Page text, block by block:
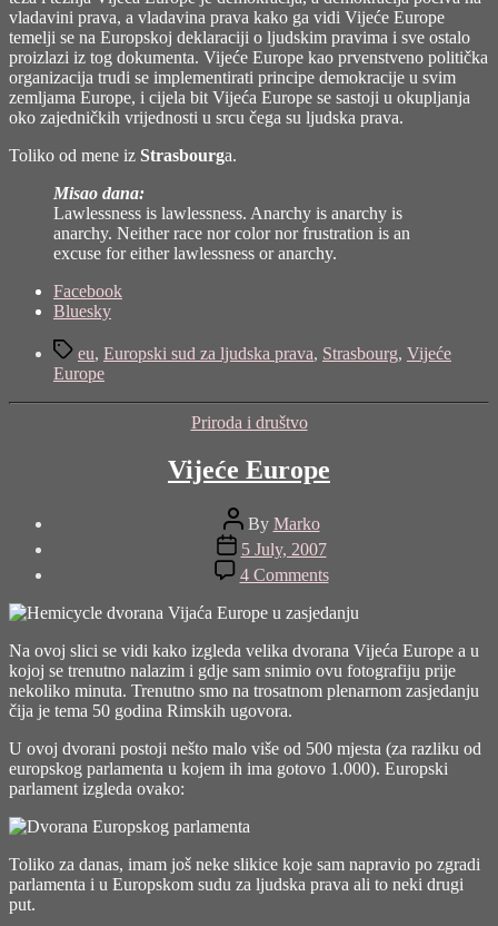
vladavini prava, a vladavina prava kako ga vidi Vijeće Europe
temelji se na Europskoj deklaraciji o ljudskim pravima i sve ostalo
proizlazi iz tog dokumenta. Vijeće Europe kao prvenstveno politička
organizacija trudi se implementirati principe demokracije u svim
zemljama Europe, i cijela bit Vijeća Europe se sastoji u okupljanja
oko zajedničkih vrijednosti u srcu čega su ljudska prava.
Toliko od mene iz Strasbourga.
Misao dana:
Lawlessness is lawlessness. Anarchy is anarchy is
anarchy. Neither race nor color nor frustration is an
excuse for either lawlessness or anarchy.
Share
"Europski
ljudska
Facebook
Bluesky
Tagseu, Europski sud za ljudska prava, Strasbourg, Vijeće
Europe
Categories
Priroda i društvo
Vijeće Europe
Post
author
By Marko
Post
date
5 July, 2007
4 Commentson
Vijeće
Europe
Na ovoj slici se vidi kako izgleda velika dvorana Vijeća Europe a u
kojoj se trenutno nalazim i gdje sam snimio ovu fotografiju prije
nekoliko minuta. Trenutno smo na trosatnom plenarnom zasjedanju
čija je tema 50 godina Rimskih ugovora.
U ovoj dvorani postoji nešto malo više od 500 mjesta (za razliku od
europskog parlamenta u kojem ih ima gotovo 1.000). Europski
parlament izgleda ovako:
Toliko za danas, imam još neke slikice koje sam napravio po zgradi
parlamenta i u Europskom sudu za ljudska prava ali to neki drugi
put.